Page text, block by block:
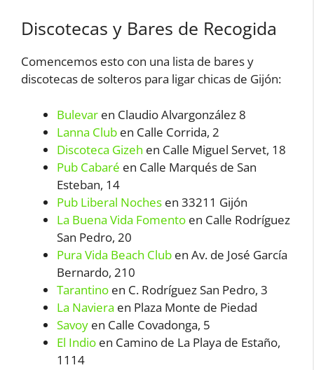
Discotecas y Bares de Recogida
Comencemos esto con una lista de bares y
discotecas de solteros para ligar chicas de Gijón:
Bulevar en Claudio Alvargonzález 8
Lanna Club en Calle Corrida, 2
Discoteca Gizeh en Calle Miguel Servet, 18
Pub Cabaré en Calle Marqués de San
Esteban, 14
Pub Liberal Noches en 33211 Gijón
La Buena Vida Fomento en Calle Rodríguez
San Pedro, 20
Pura Vida Beach Club en Av. de José García
Bernardo, 210
Tarantino en C. Rodríguez San Pedro, 3
La Naviera en Plaza Monte de Piedad
Savoy en Calle Covadonga, 5
El Indio en Camino de La Playa de Estaño,
1114